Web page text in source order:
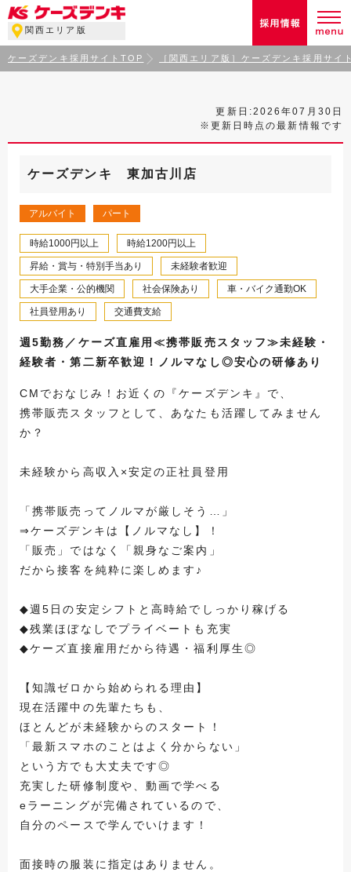
関西エリア版
ケーズデンキ採用サイトTOP ［関西エリア版］ケーズデンキ採用サイ
更新日:2026年07月30日
※更新日時点の最新情報です
ケーズデンキ 東加古川店
アルバイト パート
時給1000円以上 時給1200円以上
昇給・賞与・特別手当あり 未経験者歓迎
大手企業・公的機関 社会保険あり 車・バイク通勤OK
社員登用あり 交通費支給
週5勤務／ケーズ直雇用≪携帯販売スタッフ≫未経験・
経験者・第二新卒歓迎！ノルマなし◎安心の研修あり
CMでおなじみ！お近くの『ケーズデンキ』で、
携帯販売スタッフとして、あなたも活躍してみません
か？
未経験から高収入×安定の正社員登用
「携帯販売ってノルマが厳しそう…」
⇒ケーズデンキは【ノルマなし】！
「販売」ではなく「親身なご案内」
だから接客を純粋に楽しめます♪
◆週5日の安定シフトと高時給でしっかり稼げる
◆残業ほぼなしでプライベートも充実
◆ケーズ直接雇用だから待遇・福利厚生◎
【知識ゼロから始められる理由】
現在活躍中の先輩たちも、
ほとんどが未経験からのスタート！
「最新スマホのことはよく分からない」
という方でも大丈夫です◎
充実した研修制度や、動画で学べる
eラーニングが完備されているので、
自分のペースで学んでいけます！
面接時の服装に指定はありません。